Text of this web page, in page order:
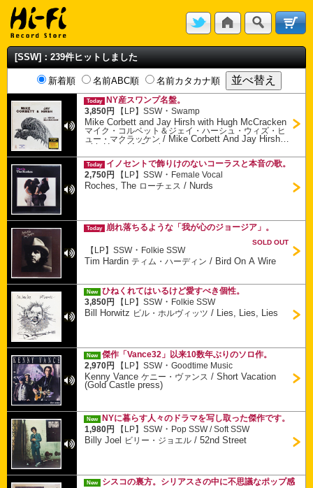
[SSW]：239件ヒットしました
新着順 名前ABC順 名前カタカナ順
Today
NY産スワンプ名盤。
3,850円
【LP】SSW・Swamp
Mike Corbett and Jay Hirsh with Hugh McCracken
マイク・コルベット＆ジェイ・ハーシュ・ウィズ・ヒ
ュー・マクラッケン / Mike Corbett And Jay Hirsh
with Hugh McCracken
Today
イノセントで飾りけのないコーラスと本音の歌。
2,750円
【LP】SSW・ Female Vocal
Roches, The ローチェス / Nurds
Today 崩れ落ちるような「我が心のジョージア」。
SOLD OUT
【LP】SSW・ Folkie SSW
Tim Hardin ティム・ハーディン / Bird On A Wire
New
ひねくれてはいるけど愛すべき個性。
3,850円
【LP】SSW・ Folkie SSW
Bill Horwitz ビル・ホルヴィッツ / Lies, Lies, Lies
New
傑作「Vance32」以来10数年ぶりのソロ作。
2,970円
【LP】SSW・Goodtime Music
Kenny Vanceケニー・ヴァンス /Short Vacation
(Gold Castle press)
New
NYに暮らす人々のドラマを写し取った傑作です。
1,980円
【LP】SSW・ Pop SSW / Soft SSW
Billy Joel ビリー・ジョエル /52nd Street
New
シスコの裏方。シリアスさの中に不思議なポップ感